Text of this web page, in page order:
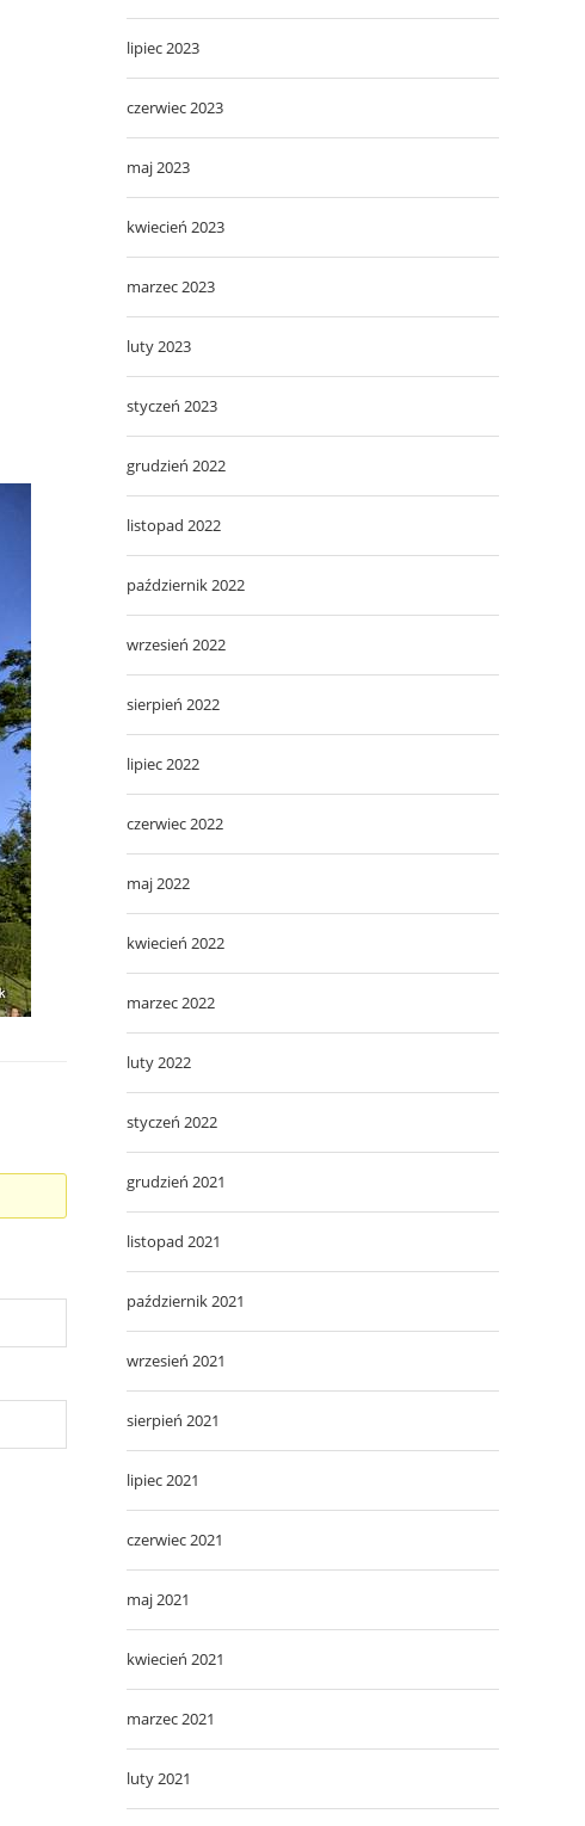
lipiec 2023
czerwiec 2023
maj 2023
kwiecień 2023
marzec 2023
luty 2023
styczeń 2023
grudzień 2022
listopad 2022
październik 2022
wrzesień 2022
sierpień 2022
lipiec 2022
czerwiec 2022
maj 2022
kwiecień 2022
marzec 2022
luty 2022
styczeń 2022
grudzień 2021
listopad 2021
październik 2021
wrzesień 2021
sierpień 2021
lipiec 2021
czerwiec 2021
maj 2021
kwiecień 2021
marzec 2021
luty 2021